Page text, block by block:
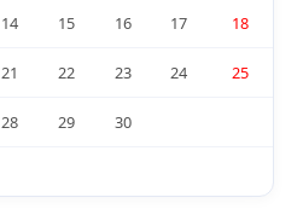
14 15 16 17 18
21 22 23 24 25
28 29 30